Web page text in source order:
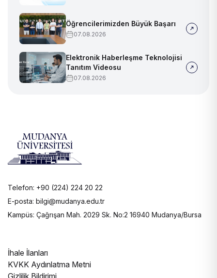
Öğrencilerimizden Büyük Başarı
07.08.2026
Elektronik Haberleşme Teknolojisi
Tanıtım Videosu
07.08.2026
Telefon: +90 (224) 224 20 22
E-posta: bilgi@mudanya.edu.tr
Kampüs: Çağrışan Mah. 2029 Sk. No:2 16940 Mudanya/Bursa
İhale İlanları
KVKK Aydınlatma Metni